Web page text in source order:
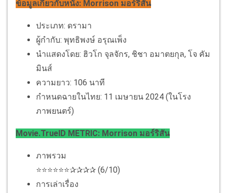
ข้อมูลเกี่ยวกับหนัง: Morrison มอร์ริสัน
ประเภท: ดรามา
ผู้กำกับ: พุทธิพงษ์ อรุณเพ็ง
นำแสดงโดย: ฮิวโก จุลจักร, ชิชา อมาตยกุล, โจ คัม
มินส์
ความยาว: 106 นาที
กำหนดฉายในไทย: 11 เมษายน 2024 (ในโรง
ภาพยนตร์)
Movie.TrueID METRIC: Morrison มอร์ริสัน
ภาพรวม
⭐⭐⭐⭐⭐⭐✰✰✰✰ (6/10)
การเล่าเรื่อง